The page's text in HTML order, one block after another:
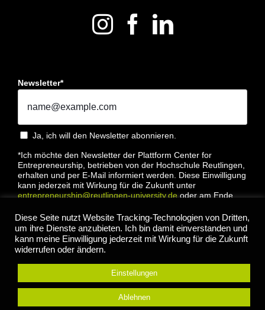
Newsletter*
Ja, ich will den Newsletter abonnieren.
*Ich möchte den Newsletter der Plattform Center for
Entrepreneurship, betrieben von der Hochschule Reutlingen,
erhalten und per E-Mail informiert werden. Diese Einwilligung
kann jederzeit mit Wirkung für die Zukunft unter
entrepreneurship@reutlingen-university.deoder am Ende
Datenschutzbestimmung
Anmelden
Diese Seite nutzt Website Tracking-Technologien von Dritten,
um ihre Dienste anzubieten. Ich bin damit einverstanden und
kann meine Einwilligung jederzeit mit Wirkung für die Zukunft
widerrufen oder ändern.
Einstellungen
Ablehnen